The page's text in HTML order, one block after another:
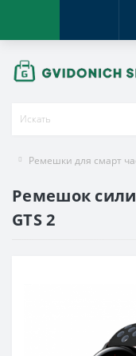
Ремешки для смарт
Ремешок
GTS 2